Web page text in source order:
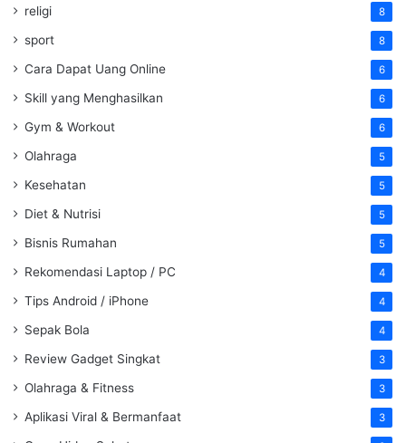
religi 8
sport 8
Cara Dapat Uang Online 6
Skill yang Menghasilkan 6
Gym & Workout 6
Olahraga 5
Kesehatan 5
Diet & Nutrisi 5
Bisnis Rumahan 5
Rekomendasi Laptop / PC 4
Tips Android / iPhone 4
Sepak Bola 4
Review Gadget Singkat 3
Olahraga & Fitness 3
Aplikasi Viral & Bermanfaat 3